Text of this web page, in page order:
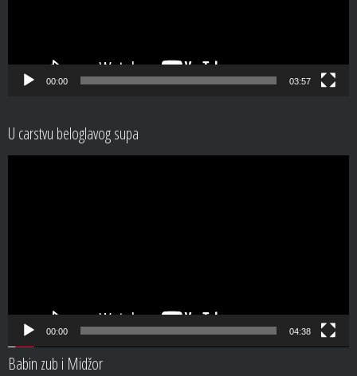
00:00 03:57
U carstvu beloglavog supa
00:00 04:38
Babin zub i Midžor